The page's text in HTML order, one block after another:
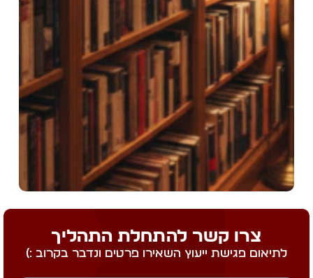
לא בטוחים מה סיכויי ההצלחה של הספר שלכם?
אנחנו כאן כדי לעזור! צוות המומחים שלנו ב
מתמחה בהערכות והכוונה לפני ההוצאה לאור
ובכל שלבי התהליך עד להפצת הספר! מוזמנים
לפנות אלינו עם כתב היד, ונדבר
צרו קשר להתחלת התהליך
לתיאום פגישת ייעוץ השאירו פרטים ונדבר בקרוב :)